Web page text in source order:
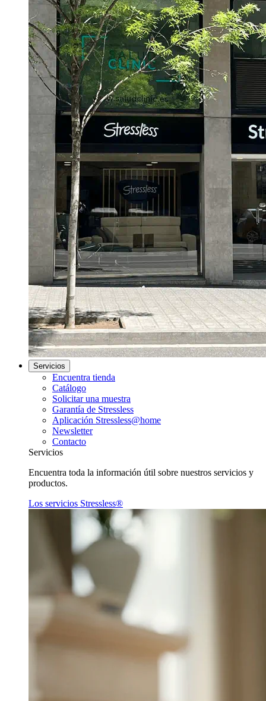
Servicios
Encuentra tienda
Catálogo
Solicitar una muestra
Garantía de Stressless
Aplicación Stressless@home
Newsletter
Contacto
Servicios
Encuentra toda la información útil sobre nuestros servicios y
productos.
Los servicios Stressless®